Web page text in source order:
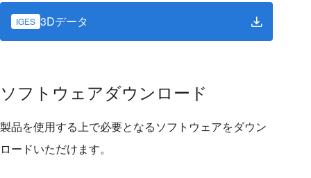
IGES 3Dデータ
ソフトウェアダウンロード
製品を使用する上で必要となるソフトウェアをダウン
ロードいただけます。